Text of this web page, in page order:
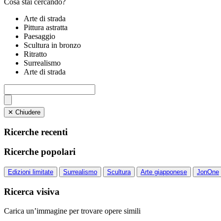
Cosa stai cercando?
Arte di strada
Pittura astratta
Paesaggio
Scultura in bronzo
Ritratto
Surrealismo
Arte di strada
✕ Chiudere
Ricerche recenti
Ricerche popolari
Edizioni limitate Surrealismo Scultura Arte giapponese JonOne
Ricerca visiva
Carica un’immagine per trovare opere simili